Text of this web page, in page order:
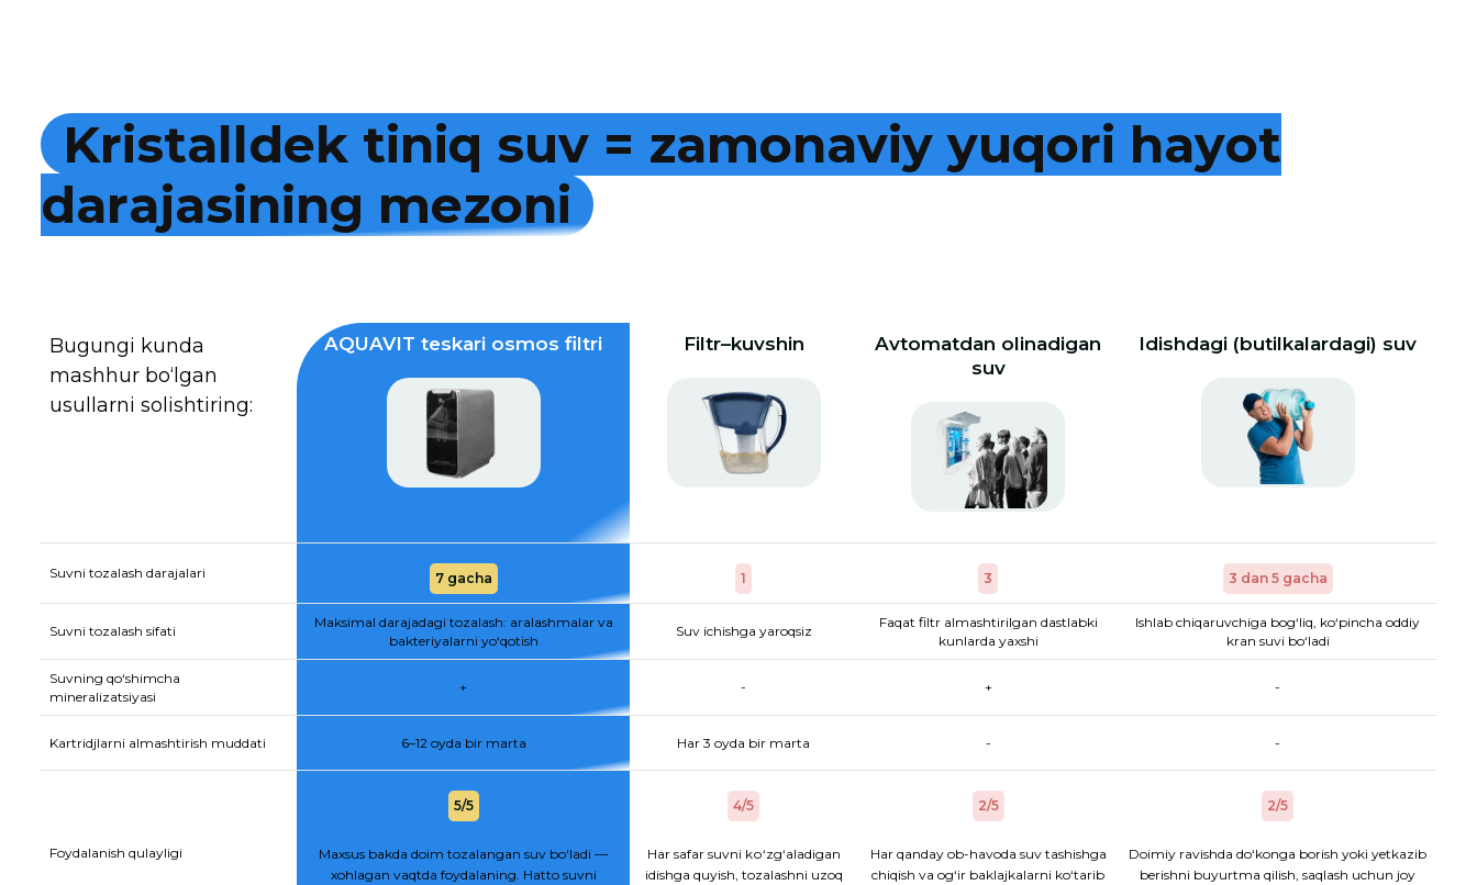
Kristalldek tiniq suv = zamonaviy yuqori hayot
darajasining mezoni
Bugungi kunda
mashhur bo‘lgan
usullarni solishtiring:
AQUAVIT teskari osmos filtri Filtr–kuvshin
Avtomatdan olinadigan
suv
Idishdagi (butilkalardagi) suv
Suvni tozalash darajalari 7 gacha 1 3 3 dan 5 gacha
Suvni tozalash sifati
Maksimal darajadagi tozalash: aralashmalar va
bakteriyalarni yo‘qotish
Suv ichishga yaroqsiz
Faqat filtr almashtirilgan dastlabki
kunlarda yaxshi
Ishlab chiqaruvchiga bog‘liq, ko‘pincha oddiy
kran suvi bo‘ladi
Suvning qo‘shimcha
mineralizatsiyasi
+ - + -
Kartridjlarni almashtirish muddati 6–12 oyda bir marta Har 3 oyda bir marta - -
Foydalanish qulayligi
5/5
Maxsus bakda doim tozalangan suv bo‘ladi —
xohlagan vaqtda foydalaning. Hatto suvni
4/5
Har safar suvni kо‘zg‘aladigan
idishga quyish, tozalashni uzoq
2/5
Har qanday ob-havoda suv tashishga
chiqish va og‘ir baklajkalarni ko‘tarib
2/5
Doimiy ravishda do‘konga borish yoki yetkazib
berishni buyurtma qilish, saqlash uchun joy